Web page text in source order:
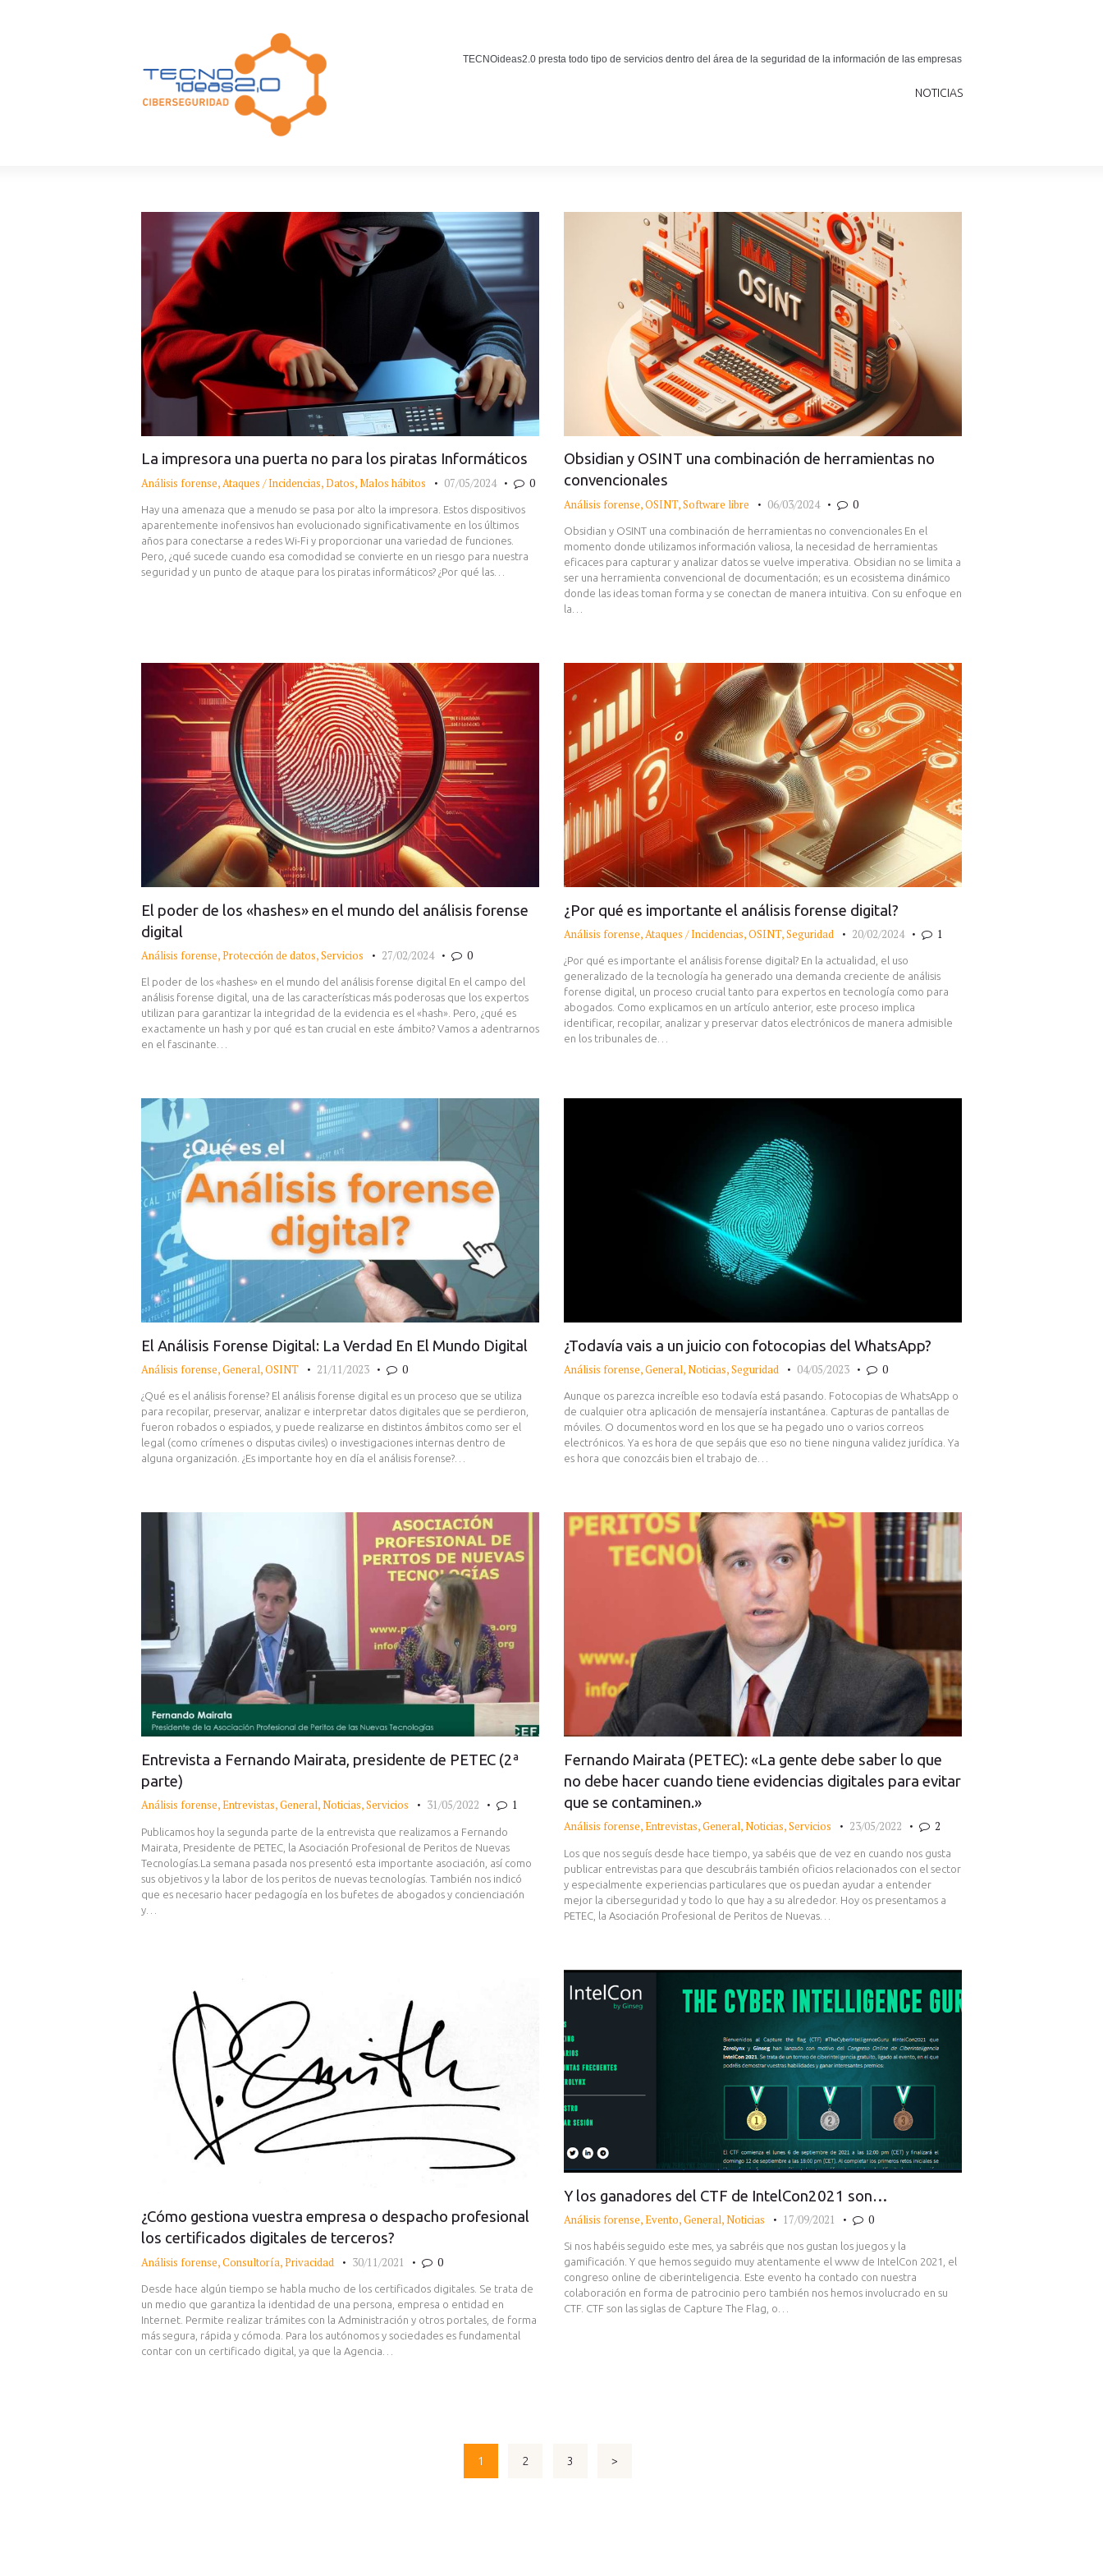
TECNOideas2.0 presta todo tipo de servicios dentro del área de la seguridad de la información de las empresas
NOTICIAS
Noticias tecnológicas.
La impresora una puerta no para los piratas Informáticos
Análisis forense,Ataques / Incidencias,Datos,Malos hábitos 07/05/2024 0
Hay una amenaza que a menudo se pasa por alto la impresora. Estos dispositivos
aparentemente inofensivos han evolucionado significativamente en los últimos
años para conectarse a redes Wi-Fi y proporcionar una variedad de funciones.
Pero, ¿qué sucede cuando esa comodidad se convierte en un riesgo para nuestra
seguridad y un punto de ataque para los piratas informáticos? ¿Por qué las…
Obsidian y OSINT una combinación de herramientas no
convencionales
Análisis forense,OSINT,Software libre 06/03/2024 0
Obsidian y OSINT una combinación de herramientas no convencionales En el
momento donde utilizamos información valiosa, la necesidad de herramientas
eficaces para capturar y analizar datos se vuelve imperativa. Obsidian no se limita a
ser una herramienta convencional de documentación; es un ecosistema dinámico
donde las ideas toman forma y se conectan de manera intuitiva. Con su enfoque en
la…
El poder de los «hashes» en el mundo del análisis forense
digital
Análisis forense,Protección de datos,Servicios 27/02/2024 0
El poder de los «hashes» en el mundo del análisis forense digital En el campo del
análisis forense digital, una de las características más poderosas que los expertos
utilizan para garantizar la integridad de la evidencia es el «hash». Pero, ¿qué es
exactamente un hash y por qué es tan crucial en este ámbito? Vamos a adentrarnos
en el fascinante…
¿Por qué es importante el análisis forense digital?
Análisis forense,Ataques / Incidencias,OSINT,Seguridad 20/02/2024 1
¿Por qué es importante el análisis forense digital? En la actualidad, el uso
generalizado de la tecnología ha generado una demanda creciente de análisis
forense digital, un proceso crucial tanto para expertos en tecnología como para
abogados. Como explicamos en un artículo anterior, este proceso implica
identificar, recopilar, analizar y preservar datos electrónicos de manera admisible
en los tribunales de…
El Análisis Forense Digital: La Verdad En El Mundo Digital
Análisis forense,General,OSINT 21/11/2023 0
¿Qué es el análisis forense? El análisis forense digital es un proceso que se utiliza
para recopilar, preservar, analizar e interpretar datos digitales que se perdieron,
fueron robados o espiados, y puede realizarse en distintos ámbitos como ser el
legal (como crímenes o disputas civiles) o investigaciones internas dentro de
alguna organización. ¿Es importante hoy en día el análisis forense?…
¿Todavía vais a un juicio con fotocopias del WhatsApp?
Análisis forense,General,Noticias,Seguridad 04/05/2023 0
Aunque os parezca increíble eso todavía está pasando. Fotocopias de WhatsApp o
de cualquier otra aplicación de mensajería instantánea. Capturas de pantallas de
móviles. O documentos word en los que se ha pegado uno o varios correos
electrónicos. Ya es hora de que sepáis que eso no tiene ninguna validez jurídica. Ya
es hora que conozcáis bien el trabajo de…
Entrevista a Fernando Mairata, presidente de PETEC (2ª
parte)
Análisis forense,Entrevistas,General,Noticias,Servicios 31/05/2022 1
Publicamos hoy la segunda parte de la entrevista que realizamos a Fernando
Mairata, Presidente de PETEC, la Asociación Profesional de Peritos de Nuevas
Tecnologías.La semana pasada nos presentó esta importante asociación, así como
sus objetivos y la labor de los peritos de nuevas tecnologías. También nos indicó
que es necesario hacer pedagogía en los bufetes de abogados y concienciación
y…
Fernando Mairata (PETEC): «La gente debe saber lo que
no debe hacer cuando tiene evidencias digitales para evitar
que se contaminen.»
Análisis forense,Entrevistas,General,Noticias,Servicios 23/05/2022 2
Los que nos seguís desde hace tiempo, ya sabéis que de vez en cuando nos gusta
publicar entrevistas para que descubráis también oficios relacionados con el sector
y especialmente experiencias particulares que os puedan ayudar a entender
mejor la ciberseguridad y todo lo que hay a su alrededor. Hoy os presentamos a
PETEC, la Asociación Profesional de Peritos de Nuevas…
¿Cómo gestiona vuestra empresa o despacho profesional
los certificados digitales de terceros?
Análisis forense,Consultoría,Privacidad 30/11/2021 0
Desde hace algún tiempo se habla mucho de los certificados digitales. Se trata de
un medio que garantiza la identidad de una persona, empresa o entidad en
Internet. Permite realizar trámites con la Administración y otros portales, de forma
más segura, rápida y cómoda. Para los autónomos y sociedades es fundamental
contar con un certificado digital, ya que la Agencia…
Y los ganadores del CTF de IntelCon2021 son…
Análisis forense,Evento,General,Noticias 17/09/2021 0
Si nos habéis seguido este mes, ya sabréis que nos gustan los juegos y la
gamificación. Y que hemos seguido muy atentamente el www de IntelCon 2021, el
congreso online de ciberinteligencia. Este evento ha contado con nuestra
colaboración en forma de patrocinio pero también nos hemos involucrado en su
CTF. CTF son las siglas de Capture The Flag, o…
PAGE
1 PAGE
2 PAGE
3 >